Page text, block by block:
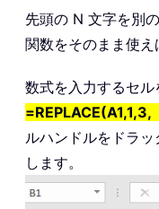
先頭の N 文字を別
関数をそのまま使え
数式を入力するセル
=REPLACE(A1,1,3,
ルハンドルをドラ
します。